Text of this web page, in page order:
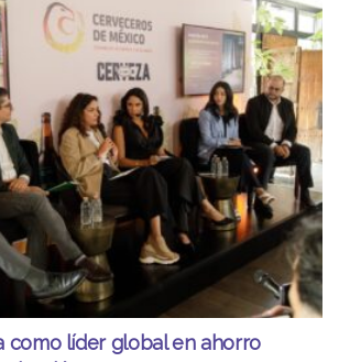
como líder global en ahorro